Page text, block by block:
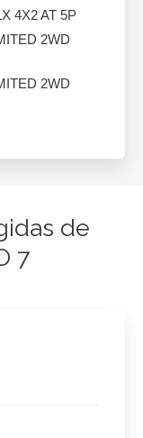
4X2 AT 5P
2WD
2WD
de
7